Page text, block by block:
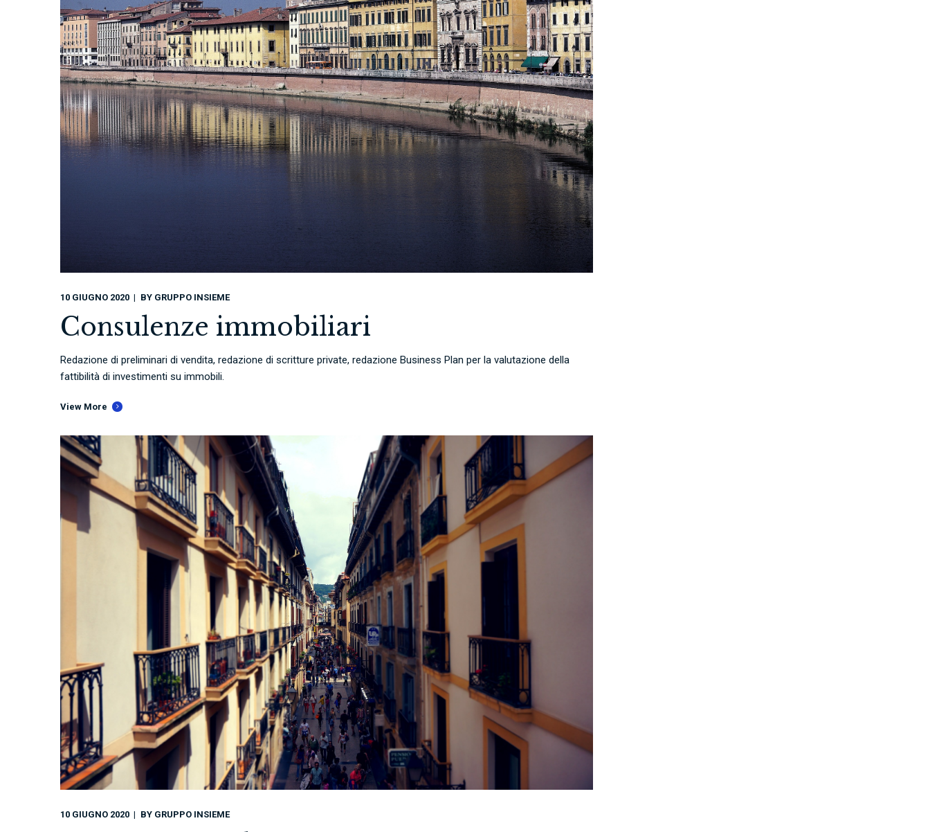
10 GIUGNO 2020 BY GRUPPO INSIEME
Consulenze immobiliari
Redazione di preliminari di vendita, redazione di scritture private, redazione Business Plan per la valutazione della
fattibilità di investimenti su immobili.
View More
10 GIUGNO 2020 BY GRUPPO INSIEME